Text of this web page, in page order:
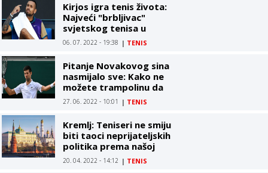
Kirjos igra tenis života:
Najveći "brbljivac"
svjetskog tenisa u
polufinalu Vimbldona
06. 07. 2022 - 19:38 | TENIS
Pitanje Novakovog sina
nasmijalo sve: Kako ne
možete trampolinu da
sastavite a igrate na
27. 06. 2022 - 10:01 | TENIS
Kremlj: Teniseri ne smiju
biti taoci neprijateljskih
politika prema našoj
zemlji
20. 04. 2022 - 14:12 | TENIS